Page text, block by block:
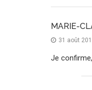
MARIE-
31 août
Je